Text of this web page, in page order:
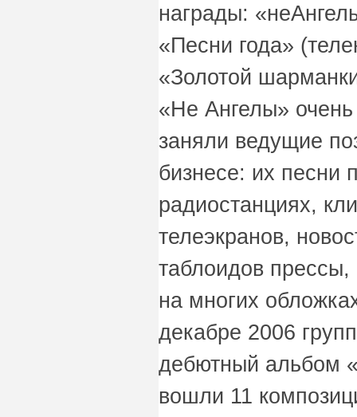
награды:
«Песни года»
«Золотой
«Не Ангелы»
заняли ведущие
бизнесе: их песни
радиостанциях,
телеэкранов,
таблоидов
на многих
декабре 2006
дебютный альбом
вошли 11